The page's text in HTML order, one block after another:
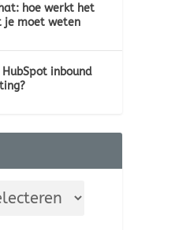
hoe werkt het
je moet weten
inbound